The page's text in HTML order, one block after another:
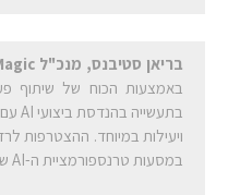
בריאן סטיבנס, מנכ"ל
ויעילות במיוחד. ההצטרפות
במסעות טרנספורמציית ה-AI שלהן".